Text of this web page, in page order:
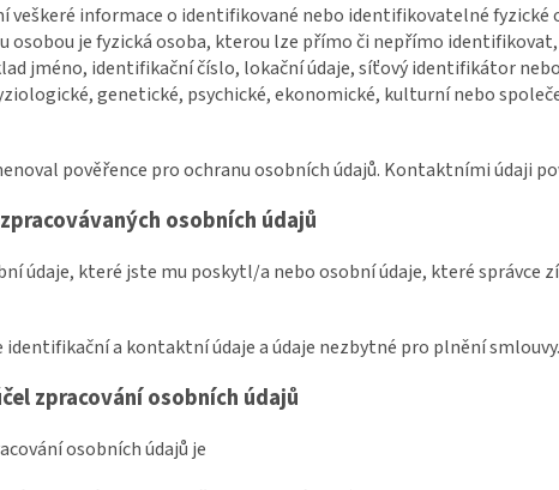
veškeré informace o identifikované nebo identifikovatelné fyzické
je fyzická osoba, kterou lze přímo či nepřímo
jméno, identifikační číslo, lokační údaje, síťový identifikátor nebo
genetické, psychické, ekonomické, kulturní nebo
pověřence pro ochranu osobních údajů. Kontaktními údaji
osobních údajů
údaje, které jste mu poskytl/a nebo osobní údaje, které správce
identifikační a kontaktní údaje a údaje nezbytné pro plnění smlouvy.
zpracování osobních údajů
osobních údajů je